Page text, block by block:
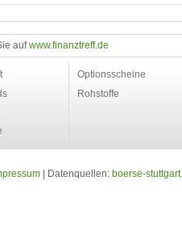
aufwww.finanztreff.de
Optionsscheine
Rohstoffe
| Datenquellen: boerse-